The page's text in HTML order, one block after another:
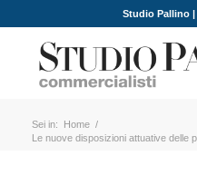
Studio Pallino |
Sei in: Home /
Le nuove disposizioni attuative delle